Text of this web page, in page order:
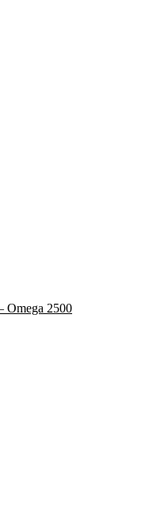
Omega 2500